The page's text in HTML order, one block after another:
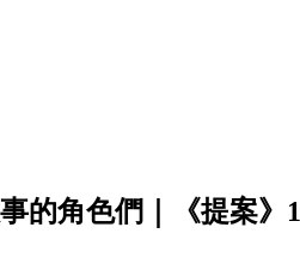
的角色們｜《提案》